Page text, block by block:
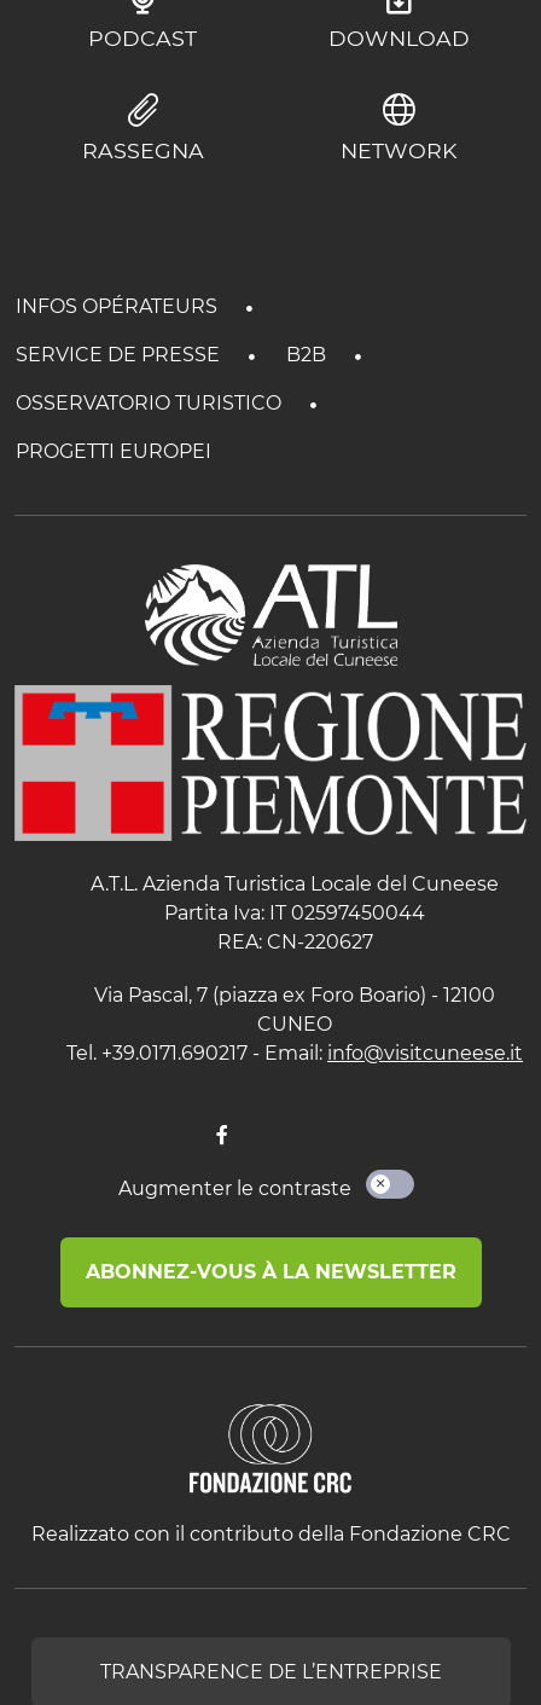
PODCAST DOWNLOAD
RASSEGNA NETWORK
INFOS OPÉRATEURS
SERVICE DE PRESSE B2B
OSSERVATORIO TURISTICO
PROGETTI EUROPEI
A.T.L. Azienda Turistica Locale del Cuneese
Partita Iva: IT 02597450044
REA: CN-220627
Via Pascal, 7 (piazza ex Foro Boario) - 12100
CUNEO
Tel. +39.0171.690217 - Email: info@visitcuneese.it
Augmenter le contraste
ABONNEZ-VOUS À LA NEWSLETTER
Realizzato con il contributo della Fondazione CRC
TRANSPARENCE DE L’ENTREPRISE